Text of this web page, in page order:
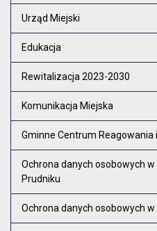
Urząd Miejski
Edukacja
Rewitalizacja 2023-2030
Komunikacja Miejska
Gminne Centrum
Ochrona danych osobowych
Prudniku
Ochrona danych osobowych